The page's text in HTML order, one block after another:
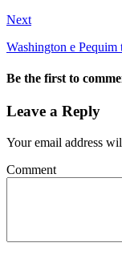
Next
Washington e Pequim
Be the first to
Leave a Reply
Your email address
Comment